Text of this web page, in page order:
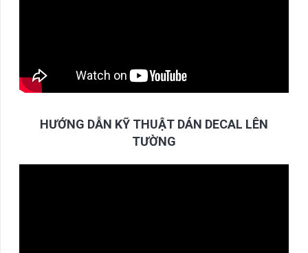
HƯỚNG DẪN KỸ THUẬT DÁN DECAL LÊN
TƯỜNG